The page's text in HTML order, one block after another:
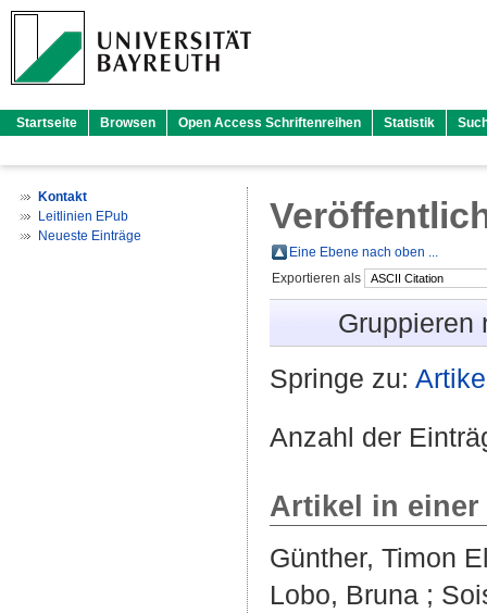
Startseite Browsen Open Access Schriftenreihen Statistik
Kontakt
Leitlinien EPub
Neueste Einträge
Eine Ebene nach oben ...
Exportieren als
Gruppieren
Springe zu:
Anzahl der
Artikel in
Günther, Timon
Lobo, Bruna ;